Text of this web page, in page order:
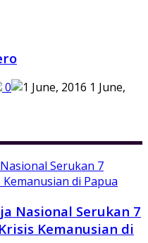
0
1 June,
Nasional Serukan 7
Kemanusian di